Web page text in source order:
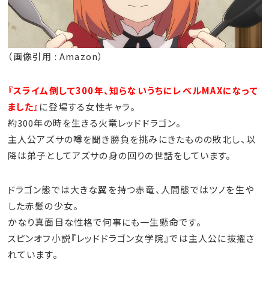
（画像引用 : Amazon）
『スライム倒して300年、知らないうちにレベルMAXになって
ました』 に登場する女性キャラ。
約300年の時を生きる火竜レッドドラゴン。
主人公アズサの噂を聞き勝負を挑みにきたものの敗北し、以
降は弟子としてアズサの身の回りの世話をしています。
ドラゴン態では大きな翼を持つ赤竜、人間態ではツノを生や
した赤髪の少女。
かなり真面目な性格で何事にも一生懸命です。
スピンオフ小説『レッドドラゴン女学院』では主人公に抜擢さ
れています。